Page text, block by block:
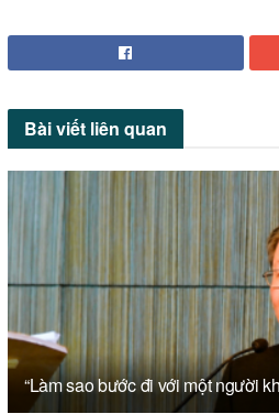
Bài viết liên quan
“Làm sao bước đi với một người